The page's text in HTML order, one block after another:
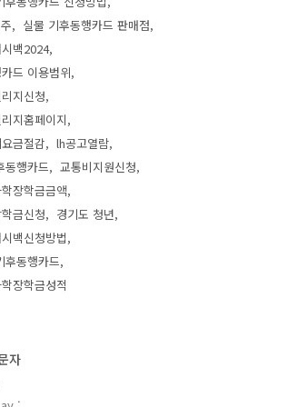
실물 기후동행카드 판매점
백2024
드 이용범위
지신청
지홈페이지
금절감
lh공고열람
동행카드
교통비지원신청
장학금금액
금신청
경기도 청년
백신청방법
후동행카드
장학금성적
자